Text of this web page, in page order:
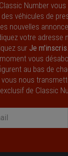
Number
des véhicules de
nouvelles
votre adresse
sur Je m'inscris.
vous
au bas de
nous
exclusif de Classic